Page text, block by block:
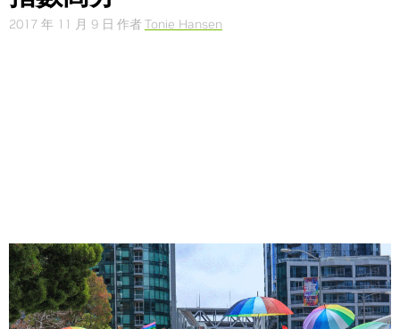
2017 年 11 月 9 日 作者Tonie Hansen
Share